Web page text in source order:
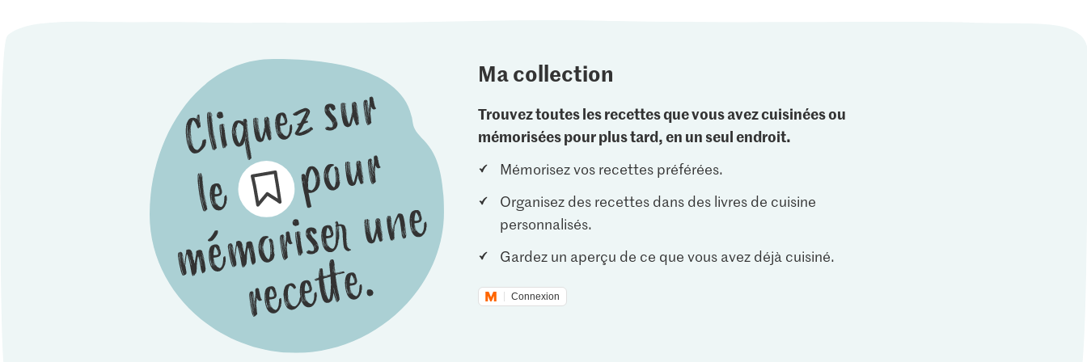
Ma collection
Trouvez toutes les recettes que vous avez cuisinées ou
mémorisées pour plus tard, en un seul endroit.
Mémorisez vos recettes préférées.
Organisez des recettes dans des livres de cuisine
personnalisés.
Gardez un aperçu de ce que vous avez déjà cuisiné.
Connexion